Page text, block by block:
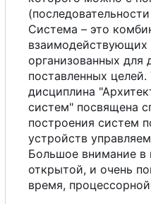
Система – это
взаимодействующих
организованных для
поставленных
дисциплина
систем" посвящена
построения систем
устройств
Большое внимание в
открытой, и очень
время, процессорной